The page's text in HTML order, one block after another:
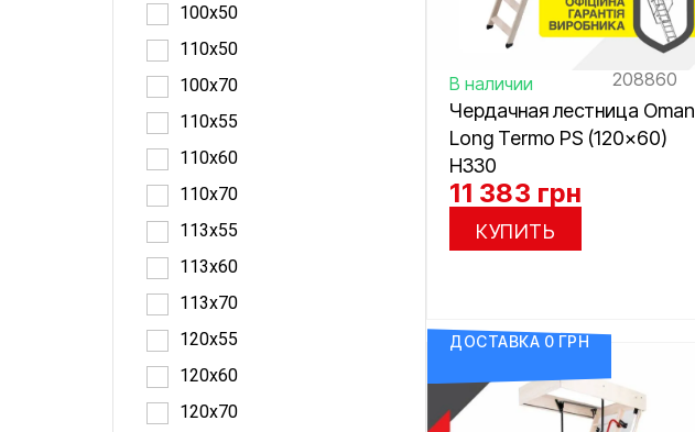
100x50
110x50
100x70
110x55
110x60
110x70
113x55
113x60
113x70
120x55
120x60
120x70
В наличии 208860
Чердачная лестница Oman
Long Termo PS (120×60)
H330
11 383 грн
КУПИТЬ
ДОСТАВКА 0 ГРН